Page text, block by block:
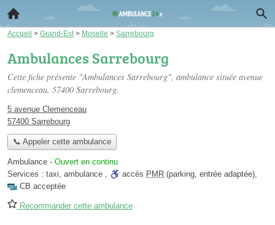
Accueil > Grand-Est > Moselle > Sarrebourg
Ambulances Sarrebourg
Cette fiche présente "Ambulances Sarrebourg", ambulance située avenue
clemenceau, 57400 Sarrebourg.
5 avenue Clemenceau
57400 Sarrebourg
📞 Appeler cette ambulance
Ambulance - Ouvert en continu
Services : taxi, ambulance , accès PMR (parking, entrée adaptée),
CB acceptée
Recommander cette ambulance